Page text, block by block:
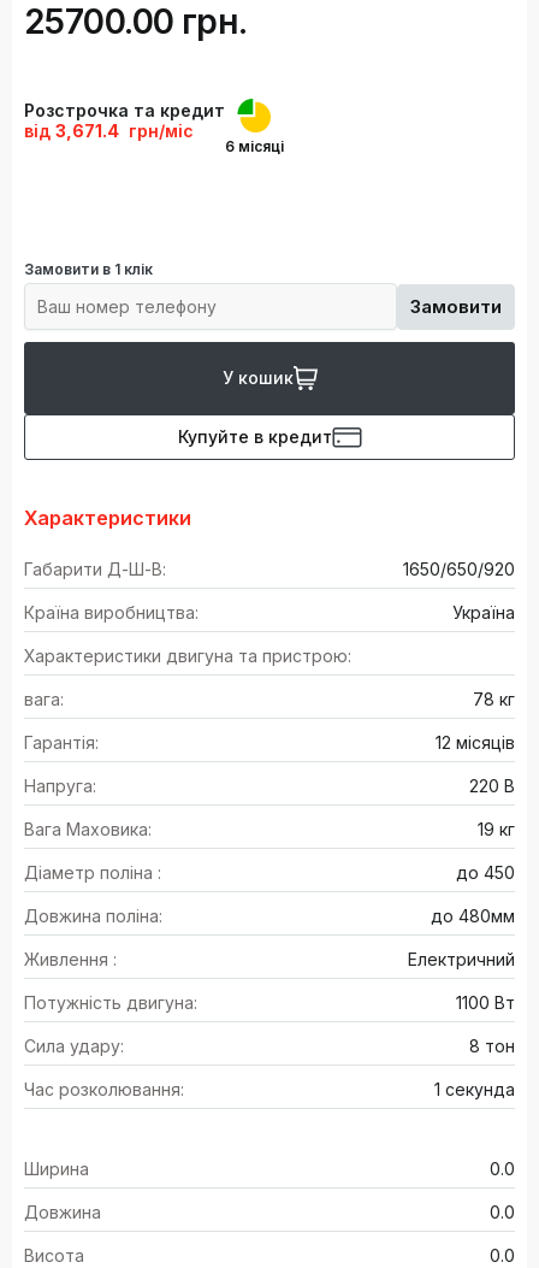
25700.00 грн.
Розстрочка та кредит
від 3,671.4 грн/міс
6 місяці
Замовити в 1 клік
Замовити
У кошик
Купуйте в кредит
Характеристики
Габарити Д-Ш-В: 1650/650/920
Країна виробництва: Україна
Характеристики двигуна та пристрою:
вага: 78 кг
Гарантія: 12 місяців
Напруга: 220 В
Вага Маховика: 19 кг
Діаметр поліна : до 450
Довжина поліна: до 480мм
Живлення : Електричний
Потужність двигуна: 1100 Вт
Сила удару: 8 тон
Час розколювання: 1 секунда
Ширина 0.0
Довжина 0.0
Висота 0.0